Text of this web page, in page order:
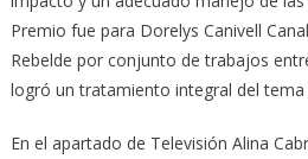
Premio fue para Dorelys Canivell
Rebelde por conjunto de trabajos
logró un tratamiento integral del tema
En el apartado de Televisión Alina